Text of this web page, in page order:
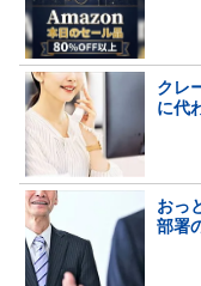
クレ
に代
おっ
部署